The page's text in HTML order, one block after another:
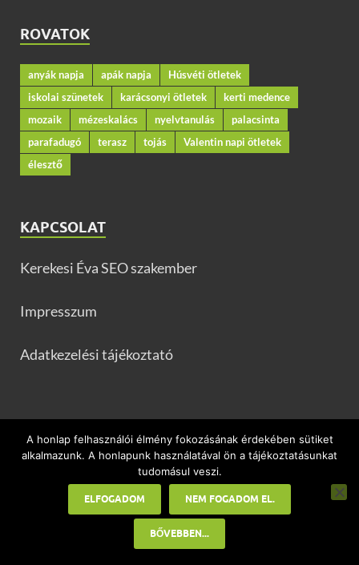
ROVATOK
anyák napja apák napja
Húsvéti ötletek
iskolai szünetek
karácsonyi ötletek
kerti medence
mozaik
mézeskalács nyelvtanulás
palacsinta
parafadugó
terasz tojás
Valentin napi ötletek
élesztő
KAPCSOLAT
Kerekesi Éva SEO szakember
Impresszum
Adatkezelési tájékoztató
PARTNER OLDALAK
Fogyás Coachinggal – fogyókúra, életmódváltás
Pampuska.com – receptek, gasztroblog
A honlap felhasználói élmény fokozásának érdekében sütiket
alkalmazunk. A honlapunk használatával ön a tájékoztatásunkat
tudomásul veszi.
ELFOGADOM NEM FOGADOM EL.
BŐVEBBEN...